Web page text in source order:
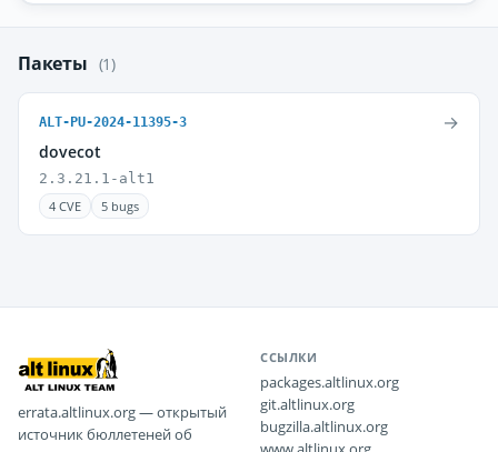
Пакеты (1)
ALT-PU-2024-11395-3
dovecot
2.3.21.1-alt1
4 CVE
5 bugs
→
errata.altlinux.org — открытый
источник бюллетеней об
ССЫЛКИ
packages.altlinux.org
git.altlinux.org
bugzilla.altlinux.org